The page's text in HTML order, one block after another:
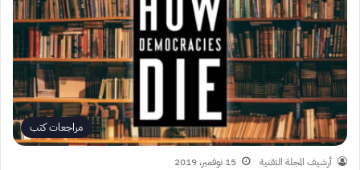
مراجعات كتب
أرشيف المجلة التقنية 15 نوفمبر، 2019